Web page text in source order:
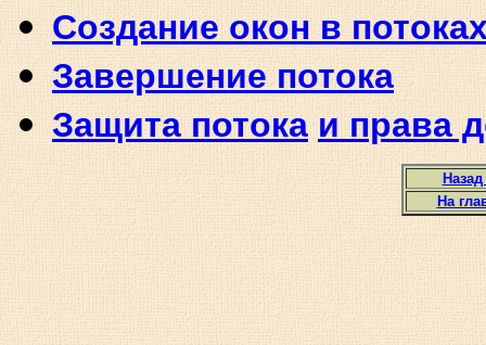
Создание окон в
Завершение потока
Защитапотока и права
На